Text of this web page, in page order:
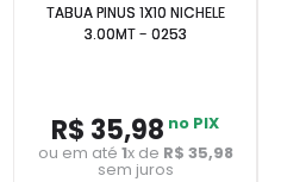
TABUA PINUS 1X10 NICHELE
3.00MT - 0253
R$ 35,98 no PIX
ou em até 1x de R$ 35,98
sem juros